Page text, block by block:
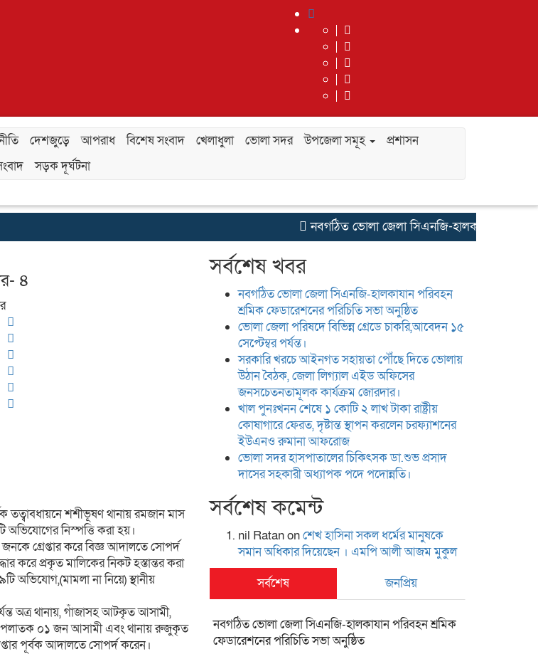
দেশজুড়ে আপরাধ বিশেষ সংবাদ খেলাধুলা ভোলা সদর উপজেলা সমূহ
প্রশাসন
সড়ক দূর্ঘটনা
নবগঠিত ভোলা জেলা সিএনজি-হালকাযান পরিবহন
৪
তত্বাবধায়নে শশীভূষণ থানায় রমজান মাস
অভিযোগের নিস্পত্তি করা হয়।
গ্রেপ্তার করে বিজ্ঞ আদালতে সোপর্দ
করে প্রকৃত মালিকের নিকট হস্তান্তর করা
অভিযোগ,(মামলা না নিয়ে) স্থানীয়
অত্র থানায়, গাঁজাসহ আটকৃত আসামী,
০১ জন আসামী এবং থানায় রুজুকৃত
পূর্বক আদালতে সোপর্দ করেন।
সর্বশেষ খবর
নবগঠিত ভোলা জেলা সিএনজি-হালকাযান পরিবহন
শ্রমিক ফেডারেশনের পরিচিতি সভা অনুষ্ঠিত
ভোলা জেলা পরিষদে বিভিন্ন গ্রেডে চাকরি,আবেদন ১৫
সেপ্টেম্বর পর্যন্ত।
সরকারি খরচে আইনগত সহায়তা পৌঁছে দিতে ভোলায়
উঠান বৈঠক, জেলা লিগ্যাল এইড অফিসের
জনসচেতনতামূলক কার্যক্রম জোরদার।
খাল পুনঃখনন শেষে ১ কোটি ২ লাখ টাকা রাষ্ট্রীয়
কোষাগারে ফেরত, দৃষ্টান্ত স্থাপন করলেন চরফ্যাশনের
ইউএনও রুমানা আফরোজ
ভোলা সদর হাসপাতালের চিকিৎসক ডা.শুভ প্রসাদ
দাসের সহকারী অধ্যাপক পদে পদোন্নতি।
সর্বশেষ কমেন্ট
nil Ratanonশেখ হা‌সিনা সকল ধ‌র্মের মানু‌ষকে
সমান অ‌ধিকার দি‌য়ে‌ছেন । এম‌পি আলী আজম মুকুল
সর্বশেষ
জনপ্রিয়
নবগঠিত ভোলা জেলা সিএনজি-হালকাযান পরিবহন শ্রমিক
ফেডারেশনের পরিচিতি সভা অনুষ্ঠিত